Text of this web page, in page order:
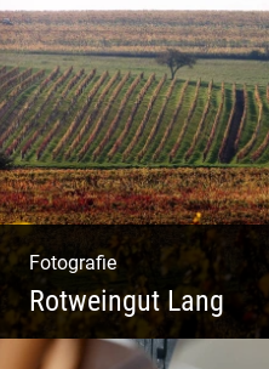
zurück
Fotografie
Rotweingut Lang